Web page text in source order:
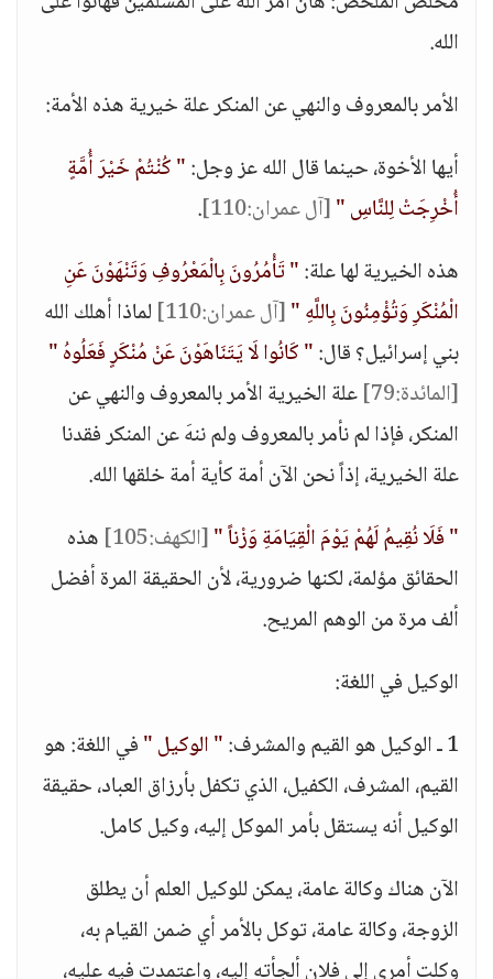
الله.
الأمر بالمعروف والنهي عن المنكر علة خيرية هذه الأمة:
أيها الأخوة، حينما قال الله عز وجل:" كُنْتُمْ خَيْرَ أُمَّةٍ
أُخْرِجَتْ لِلنَّاسِ "[آل عمران:110]
.
هذه الخيرية لها علة:" تَأْمُرُونَ بِالْمَعْرُوفِ وَتَنْهَوْنَ عَنِ
الْمُنْكَرِ وَتُؤْمِنُونَ بِاللَّهِ "[آل عمران:110]
لماذا أهلك الله
بني إسرائيل؟ قال:" كَانُوا لَا يَتَنَاهَوْنَ عَنْ مُنْكَرٍ فَعَلُوهُ "
[المائدة:79]
علة الخيرية الأمر بالمعروف والنهي عن
المنكر، فإذا لم نأمر بالمعروف ولم ننهَ عن المنكر فقدنا
علة الخيرية، إذاً نحن الآن أمة كأية أمة خلقها الله.
" فَلَا نُقِيمُ لَهُمْ يَوْمَ الْقِيَامَةِ وَزْناً "[الكهف:105]
هذه
الحقائق مؤلمة، لكنها ضرورية، لأن الحقيقة المرة أفضل
ألف مرة من الوهم المريح.
الوكيل في اللغة:
1 ـ الوكيل هو القيم والمشرف:
" الوكيل "في اللغة: هو
القيم، المشرف، الكفيل، الذي تكفل بأرزاق العباد، حقيقة
الوكيل أنه يستقل بأمر الموكل إليه، وكيل كامل.
الآن هناك وكالة عامة، يمكن للوكيل العلم أن يطلق
الزوجة، وكالة عامة، توكل بالأمر أي ضمن القيام به،